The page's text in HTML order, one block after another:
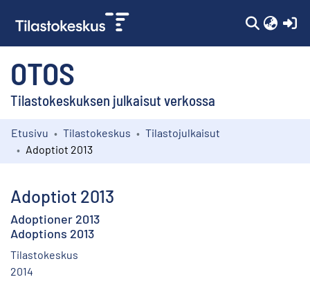
OTOS
Tilastokeskuksen julkaisut verkossa
Kokoelmat
Etusivu Tilastokeskus
Tilastojulkaisut
Adoptiot 2013
Adoptiot 2013
Adoptioner 2013
Adoptions 2013
Tilastokeskus
2014